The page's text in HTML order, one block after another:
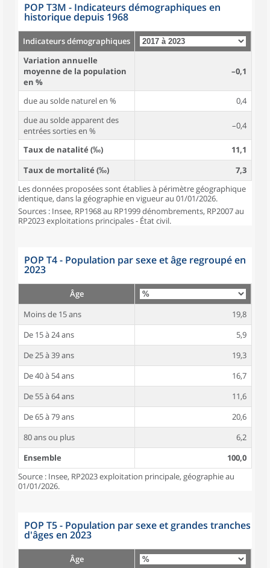
POP T3M - Indicateurs démographiques en
historique depuis 1968
Indicateurs démographiques
Variation annuelle
moyenne de la population
en %
–0,1
due au solde naturel en %
0,4
due au solde apparent des
entrées sorties en %
–0,4
Taux de natalité (‰)
11,1
Taux de mortalité (‰)
7,3
Les données proposées sont établies à périmètre géographique
identique, dans la géographie en vigueur au 01/01/2026.
Sources : Insee, RP1968 au RP1999 dénombrements, RP2007 au
RP2023 exploitations principales - État civil.
POP T4 - Population par sexe et âge regroupé en
2023
Âge
Moins de 15 ans
19,8
De 15 à 24 ans
5,9
De 25 à 39 ans
19,3
De 40 à 54 ans
16,7
De 55 à 64 ans
11,6
De 65 à 79 ans
20,6
80 ans ou plus
6,2
Ensemble
100,0
Source : Insee, RP2023 exploitation principale, géographie au
01/01/2026.
POP T5 - Population par sexe et grandes tranches
d'âges en 2023
Âge